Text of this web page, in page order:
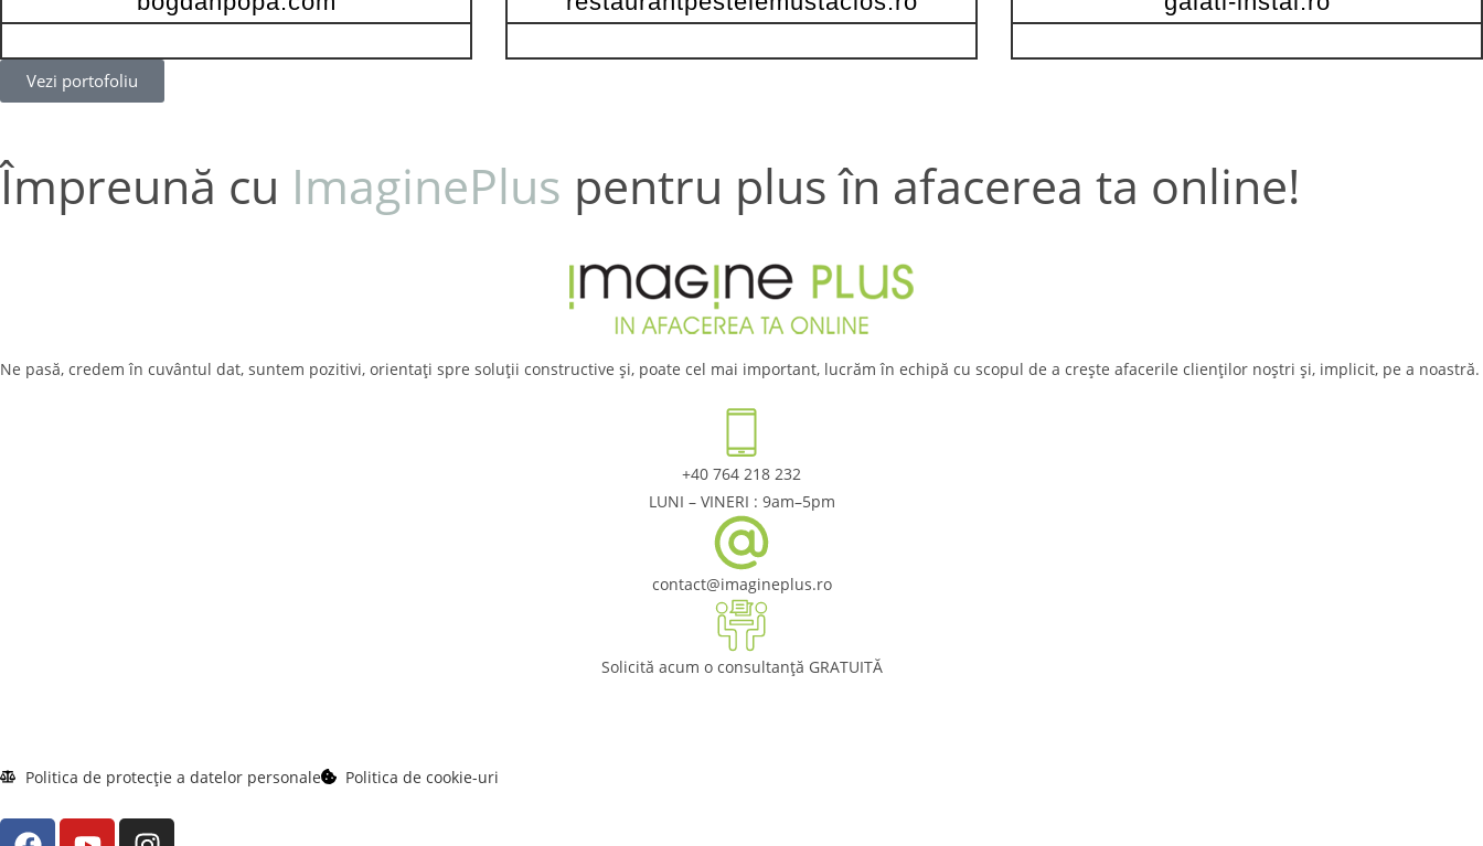
Vezi portofoliu
Împreună cu ImaginePlus pentru plus în afacerea ta online!
Ne pasă, credem în cuvântul dat, suntem pozitivi, orientați spre soluții constructive și, poate cel mai important, lucrăm în echipă cu scopul de a crește afacerile clienților noștri și, implicit, pe a noastră.
+40 764 218 232
LUNI – VINERI : 9am–5pm
contact@imagineplus.ro
Solicită acum o consultanță GRATUITĂ
Politica de protecție a datelor personale Politica de cookie-uri